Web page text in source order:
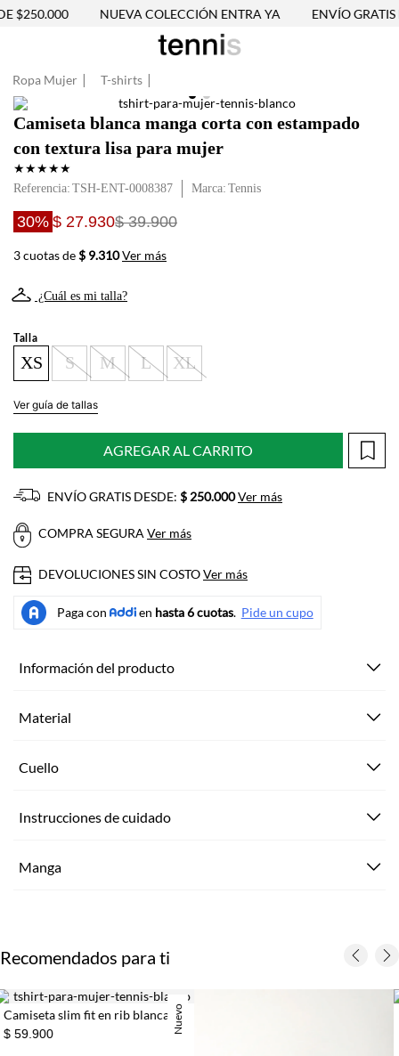
$250.000 NUEVA COLECCIÓN ENTRA YA ENVÍO GRATIS
Ropa Mujer T-shirts
Camiseta blanca manga corta con estampado
con textura lisa para mujer
★★★★★
Referencia: TSH-ENT-0008387 Tennis
30% $ 27.930$ 39.900
3 cuotas de$ 9.310Ver más
¿Cuál es mi talla?
Talla
XS S M L XL
Ver guía de tallas
AGREGAR AL CARRITO
ENVÍO GRATIS DESDE: $ 250.000Ver más
COMPRA SEGURAVer más
DEVOLUCIONES SIN COSTOVer más
Información del producto
Material
Cuello
Instrucciones de cuidado
Manga
Recomendados para ti
para mujer